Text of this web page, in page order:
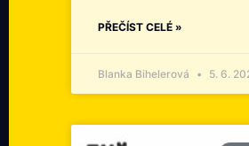
PŘEČÍST CELÉ »
Blanka Bihelerová 5. 6.